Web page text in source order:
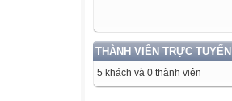
THÀNH VIÊN TRỰC TUYẾN
5 khách và 0 thành viên